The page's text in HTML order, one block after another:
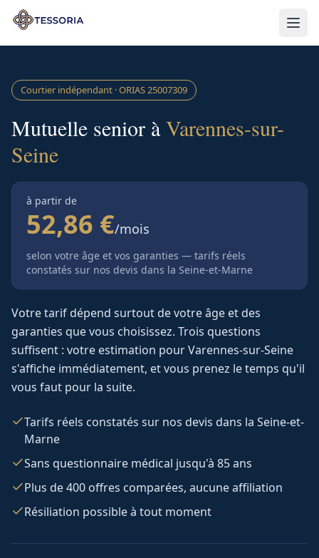
Aller au contenu principal
Courtier indépendant · ORIAS25007309
Mutuelle senior àVarennes-sur-
Seine
à partir de
52,86 €/mois
selon votre âge et vos garanties — tarifs réels
constatés sur nos devis dans la Seine-et-Marne
Votre tarif dépend surtout de votre âge et des
garanties que vous choisissez. Trois questions
suffisent : votre estimation pourVarennes-sur-Seine
s'affiche immédiatement, et vous prenez le temps qu'il
vous faut pour la suite.
Tarifs réels constatés sur nos devis dans la Seine-et-
Marne
Sans questionnaire médical jusqu'à 85 ans
Plus de 400 offres comparées, aucune affiliation
Résiliation possible à tout moment